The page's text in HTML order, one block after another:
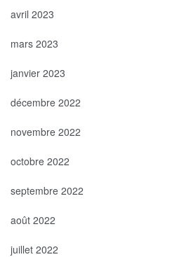
avril 2023
mars 2023
janvier 2023
décembre 2022
novembre 2022
octobre 2022
septembre 2022
août 2022
juillet 2022